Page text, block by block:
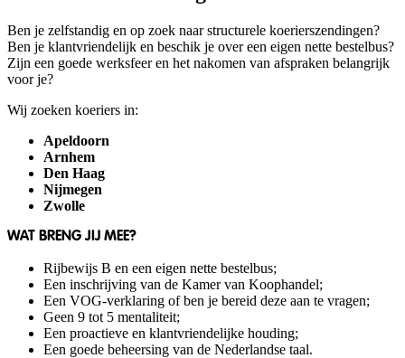
Ben je zelfstandig en op zoek naar structurele koerierszendingen?
Ben je klantvriendelijk en beschik je over een eigen nette bestelbus?
Zijn een goede werksfeer en het nakomen van afspraken belangrijk
voor je?
Wij zoeken koeriers in:
Apeldoorn
Arnhem
Den Haag
Nijmegen
Zwolle
WAT BRENG JIJ MEE?
Rijbewijs B en een eigen nette bestelbus;
Een inschrijving van de Kamer van Koophandel;
Een VOG-verklaring of ben je bereid deze aan te vragen;
Geen 9 tot 5 mentaliteit;
Een proactieve en klantvriendelijke houding;
Een goede beheersing van de Nederlandse taal.